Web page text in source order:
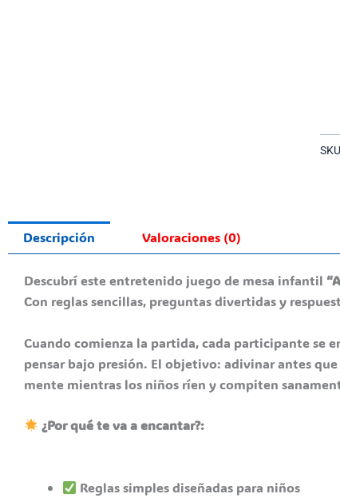
SKU
Descripción Valoraciones (0)
Descubrí este entretenido juego de mesa infantil
Con reglas sencillas, preguntas divertidas y
Cuando comienza la partida, cada participante se
pensar bajo presión. El objetivo: adivinar antes
mente mientras los niños ríen y compiten
¿Por qué te va a encantar?:
Reglas simples diseñadas para niños